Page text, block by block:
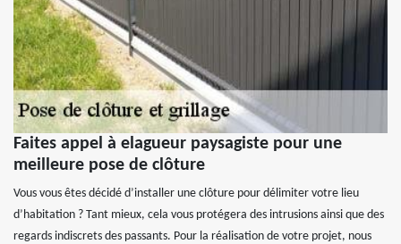
Faites appel à elagueur paysagiste pour une
meilleure pose de clôture
Vous vous êtes décidé d’installer une clôture pour délimiter votre lieu
d’habitation ? Tant mieux, cela vous protégera des intrusions ainsi que des
regards indiscrets des passants. Pour la réalisation de votre projet, nous